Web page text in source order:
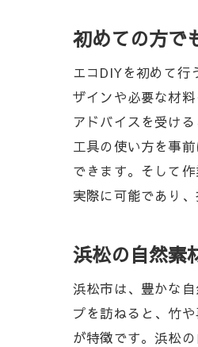
初めての方で
エコDIYを初めて行
ザインや必要な材
アドバイスを受け
工具の使い方を事
できます。そして
実際に可能であり
浜松の自然素
浜松市は、豊かな
プを訪ねると、竹
が特徴です。浜松